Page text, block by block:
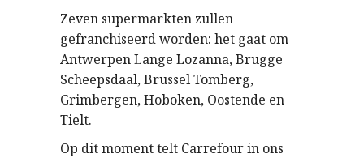
Zeven supermarkten zullen
gefranchiseerdworden: het gaat om
Antwerpen Lange Lozanna, Brugge
Scheepsdaal, Brussel Tomberg,
Grimbergen, Hoboken, Oostende en
Tielt.
Op dit moment telt Carrefour in ons